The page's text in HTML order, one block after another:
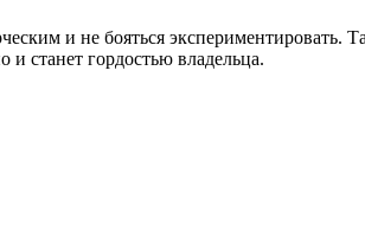
и не бояться экспериментировать.
станет гордостью владельца.